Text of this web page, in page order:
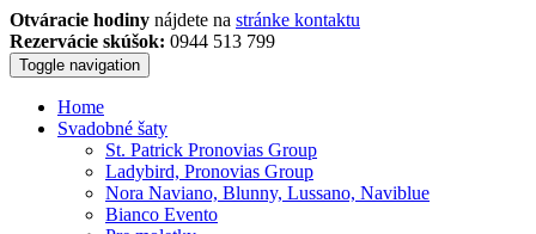
Otváracie hodiny nájdete na stránke kontaktu
Rezervácie skúšok: 0944 513 799
Toggle navigation
Home
Svadobné šaty
St. Patrick Pronovias Group
Ladybird, Pronovias Group
Nora Naviano, Blunny, Lussano, Naviblue
Bianco Evento